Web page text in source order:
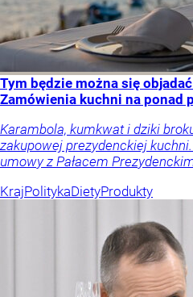
Tym będzie można się
Zamówienia kuchni na ponad
Karambola, kumkwat i dziki
zakupowej prezydenckiej
umowy z Pałacem
KrajPolitykaDietyProdukty